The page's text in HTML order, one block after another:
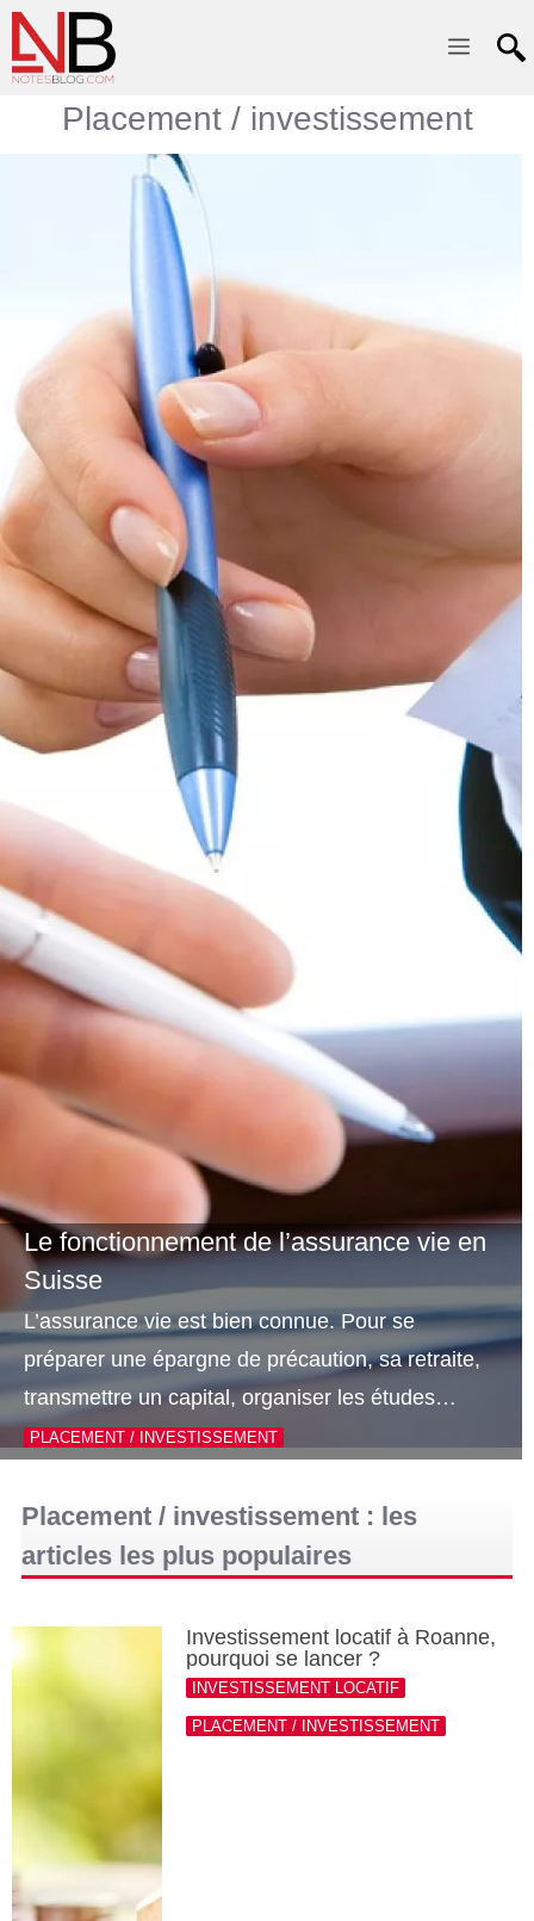
Menu
Placement / investissement
Le fonctionnement de l’assurance vie en
Suisse
L’assurance vie est bien connue. Pour se
préparer une épargne de précaution, sa retraite,
transmettre un capital, organiser les études…
PLACEMENT / INVESTISSEMENT
Placement / investissement : les
articles les plus populaires
Investissement locatif à Roanne,
pourquoi se lancer ?
INVESTISSEMENT LOCATIF
PLACEMENT / INVESTISSEMENT